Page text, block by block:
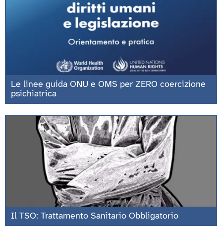
Le linee guida ONU e OMS per ZERO coercizione
psichiatrica
Il TSO: Trattamento Sanitario Obbligatorio